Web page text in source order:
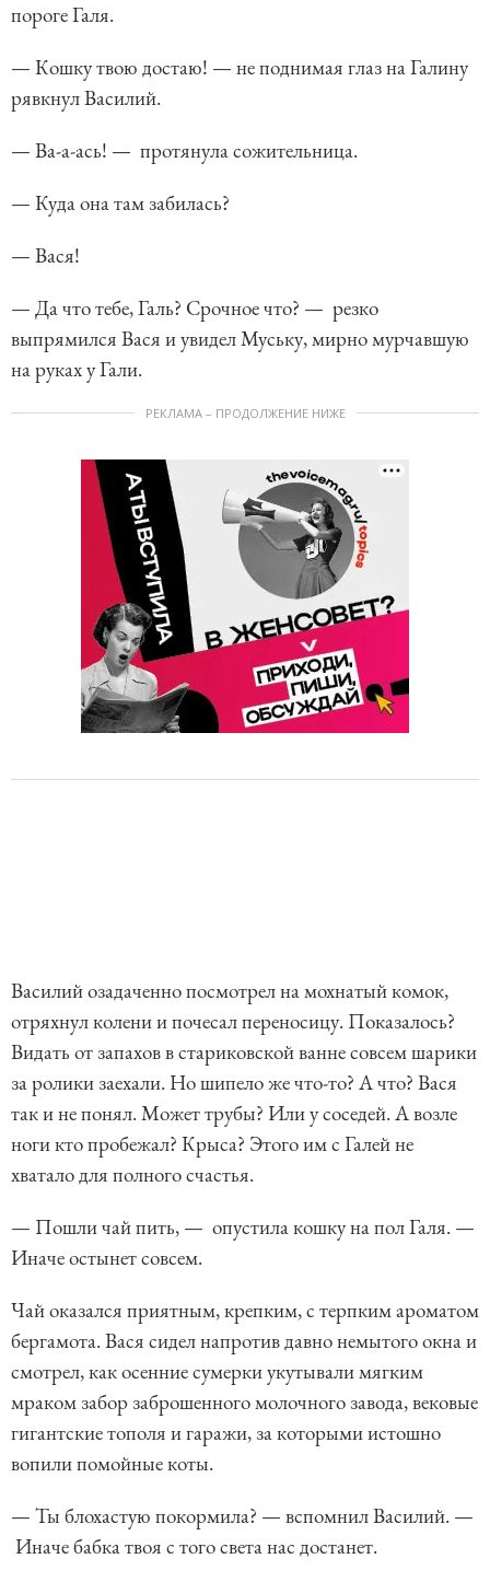
пороге Галя.
— Кошку твою достаю! — не поднимая глаз на Галину
рявкнул Василий.
— Ва-а-ась! — протянула сожительница.
— Куда она там забилась?
— Вася!
— Да что тебе, Галь? Срочное что? — резко
выпрямился Вася и увидел Муську, мирно мурчавшую
на руках у Гали.
РЕКЛАМА – ПРОДОЛЖЕНИЕ НИЖЕ
Василий озадаченно посмотрел на мохнатый комок,
отряхнул колени и почесал переносицу. Показалось?
Видать от запахов в стариковской ванне совсем шарики
за ролики заехали. Но шипело же что-то? А что? Вася
так и не понял. Может трубы? Или у соседей. А возле
ноги кто пробежал? Крыса? Этого им с Галей не
хватало для полного счастья.
— Пошли чай пить, — опустила кошку на пол Галя. —
Иначе остынет совсем.
Чай оказался приятным, крепким, с терпким ароматом
бергамота. Вася сидел напротив давно немытого окна и
смотрел, как осенние сумерки укутывали мягким
мраком забор заброшенного молочного завода, вековые
гигантские тополя и гаражи, за которыми истошно
вопили помойные коты.
— Ты блохастую покормила? — вспомнил Василий. —
Иначе бабка твоя с того света нас достанет.